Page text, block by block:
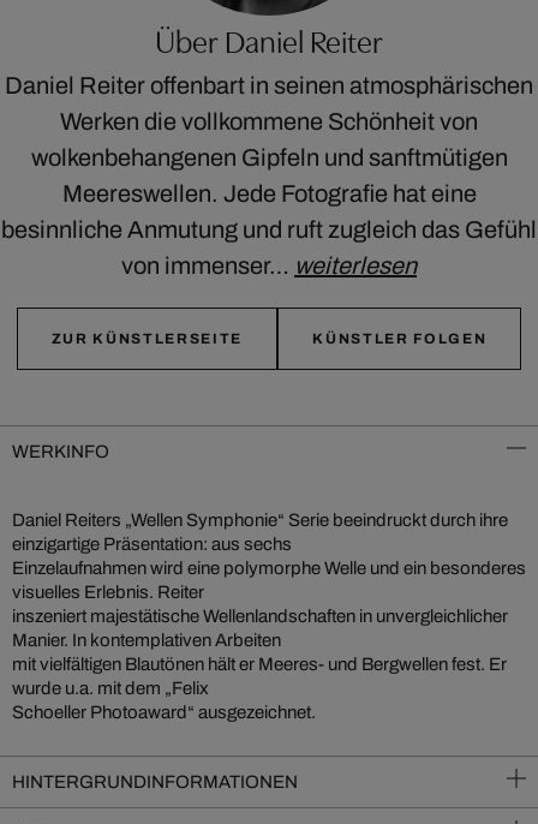
Über Daniel Reiter
Daniel Reiter offenbart in seinen atmosphärischen
Werken die vollkommene Schönheit von
wolkenbehangenen Gipfeln und sanftmütigen
Meereswellen. Jede Fotografie hat eine
besinnliche Anmutung und ruft zugleich das Gefühl
von immenser… weiterlesen
ZUR KÜNSTLERSEITE KÜNSTLER FOLGEN
WERKINFO
Daniel Reiters „Wellen Symphonie“ Serie beeindruckt durch ihre
einzigartige Präsentation: aus sechs
Einzelaufnahmen wird eine polymorphe Welle und ein besonderes
visuelles Erlebnis. Reiter
inszeniert majestätische Wellenlandschaften in unvergleichlicher
Manier. In kontemplativen Arbeiten
mit vielfältigen Blautönen hält er Meeres- und Bergwellen fest. Er
wurde u.a. mit dem „Felix
Schoeller Photoaward“ ausgezeichnet.
HINTERGRUNDINFORMATIONEN